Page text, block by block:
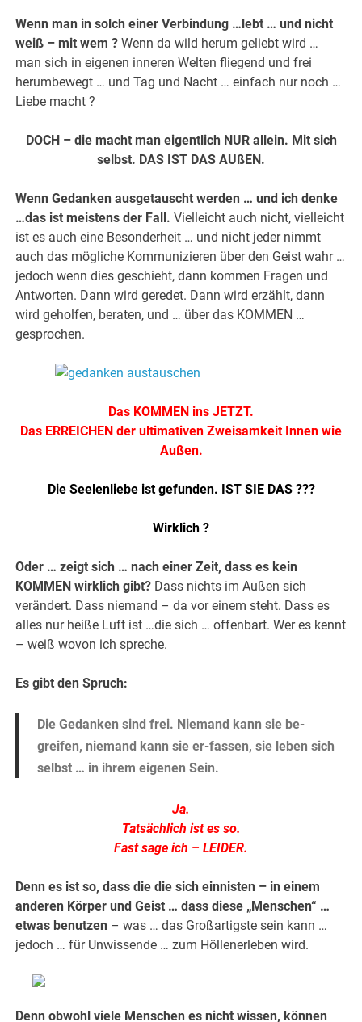
Wenn man in solch einer Verbindung …lebt … und nicht
weiß – mit wem ? Wenn da wild herum geliebt wird …
man sich in eigenen inneren Welten fliegend und frei
herumbewegt … und Tag und Nacht … einfach nur noch …
Liebe macht ?
DOCH – die macht man eigentlich NUR allein. Mit sich
selbst. DAS IST DAS AUßEN.
Wenn Gedanken ausgetauscht werden … und ich denke
…das ist meistens der Fall. Vielleicht auch nicht, vielleicht
ist es auch eine Besonderheit … und nicht jeder nimmt
auch das mögliche Kommunizieren über den Geist wahr …
jedoch wenn dies geschieht, dann kommen Fragen und
Antworten. Dann wird geredet. Dann wird erzählt, dann
wird geholfen, beraten, und … über das KOMMEN …
gesprochen.
Das KOMMEN ins JETZT.
Das ERREICHEN der ultimativen Zweisamkeit Innen wie
Außen.
Die Seelenliebe ist gefunden. IST SIE DAS ???
Wirklich ?
Oder … zeigt sich … nach einer Zeit, dass es kein
KOMMEN wirklich gibt? Dass nichts im Außen sich
verändert. Dass niemand – da vor einem steht. Dass es
alles nur heiße Luft ist …die sich … offenbart. Wer es kennt
– weiß wovon ich spreche.
Es gibt den Spruch:
Die Gedanken sind frei. Niemand kann sie be-
greifen, niemand kann sie er-fassen, sie leben sich
selbst … in ihrem eigenen Sein.
Ja.
Tatsächlich ist es so.
Fast sage ich – LEIDER.
Denn es ist so, dass die die sich einnisten – in einem
anderen Körper und Geist … dass diese „Menschen“ …
etwas benutzen – was … das Großartigste sein kann …
jedoch … für Unwissende … zum Höllenerleben wird.
Denn obwohl viele Menschen es nicht wissen, können